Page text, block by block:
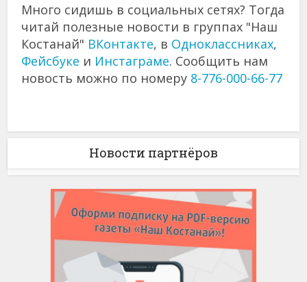
Много сидишь в социальных сетях? Тогда
читай полезные новости в группах "Наш
Костанай" ВКонтакте, в Одноклассниках,
Фейсбуке и Инстаграме. Сообщить нам
новость можно по номеру 8-776-000-66-77
Новости партнёров